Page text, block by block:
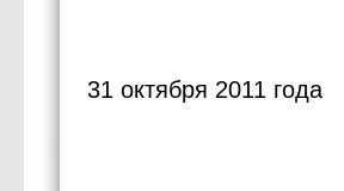
31 октября 2011 года